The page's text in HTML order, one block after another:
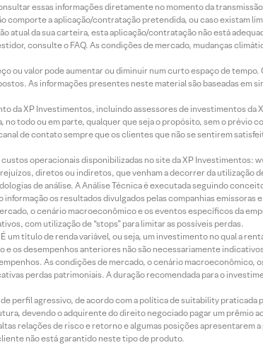
essas informações diretamente no momento da
comporte a aplicação/contratação pretendida, ou caso existam
atual da sua carteira, esta aplicação/contratação não está
consulte o FAQ. As condições de mercado, mudanças
ou valor pode aumentar ou diminuir num curto espaço de
As informações presentes neste material são baseadas em
da XP Investimentos, incluindo assessores de investimentos da
todo ou em parte, qualquer que seja o propósito, sem o prévio
de contato sempre que os clientes que não se sentirem
operacionais disponibilizadas no site da XP Investimentos:
diretos ou indiretos, que venham a decorrer da utilização
de análise. A Análise Técnica é executada seguindo
os resultados divulgados pelas companhias emissoras
o cenário macroeconômico e os eventos específicos da
com utilização de “stops” para limitar as possíveis perdas.
um título de renda variável, ou seja, um investimento no qual a
os desempenhos anteriores não são necessariamente
As condições de mercado, o cenário macroeconômico,
perdas patrimoniais. A duração recomendada para o
perfil agressivo, de acordo com a política de suitability praticada
devendo o adquirente do direito negociado pagar um prêmio
relações de risco e retorno e algumas posições apresentarem
não está garantido neste tipo de produto.